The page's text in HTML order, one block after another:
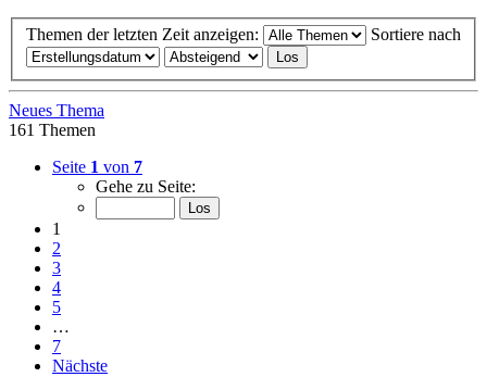
Themen der letzten Zeit anzeigen: Sortiere nach
Neues Thema
161 Themen
Seite 1 von 7
Gehe zu Seite:
1
2
3
4
5
…
7
Nächste